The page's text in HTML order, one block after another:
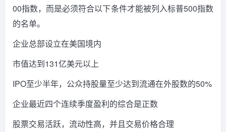
00指数，而是必须符合以下条件才能被列入标普500指数
的名单。
企业总部设立在美国境内
市值达到131亿美元以上
IPO至少半年，公众持股量至少达到流通在外股数的50%
企业最近四个连续季度盈利的综合是正数
股票交易活跃，流动性高，并且交易价格合理